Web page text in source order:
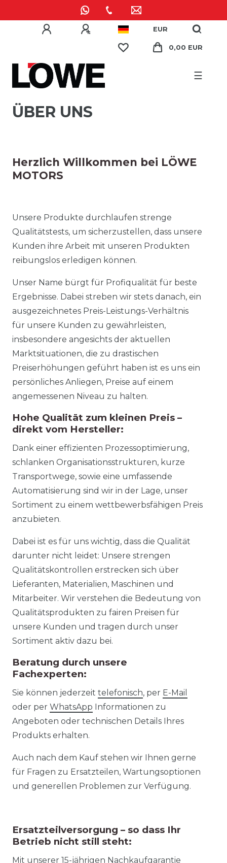
EUR
0,00 EUR
☰
ÜBER UNS
Herzlich Willkommen bei LÖWE
MOTORS
Unsere Produkte durchlaufen strenge
Qualitätstests, um sicherzustellen, dass unsere
Kunden ihre Arbeit mit unseren Produkten
reibungslos erledigen können.
Unser Name bürgt für Profiqualität für beste
Ergebnisse. Dabei streben wir stets danach, ein
ausgezeichnetes Preis-Leistungs-Verhältnis
für unsere Kunden zu gewährleisten,
insbesondere angesichts der aktuellen
Marktsituationen, die zu drastischen
Preiserhöhungen geführt haben ist es uns ein
persönliches Anliegen, Preise auf einem
angemessenen Niveau zu halten.
Hohe Qualität zum kleinen Preis –
direkt vom Hersteller:
Dank einer effizienten Prozessoptimierung,
schlanken Organisationsstrukturen, kurze
Transportwege, sowie eine umfassende
Automatisierung sind wir in der Lage, unser
Sortiment zu einem wettbewerbsfähigen Preis
anzubieten.
Dabei ist es für uns wichtig, dass die Qualität
darunter nicht leidet: Unsere strengen
Qualitätskontrollen erstrecken sich über
Lieferanten, Materialien, Maschinen und
Mitarbeiter. Wir verstehen die Bedeutung von
Qualitätsprodukten zu fairen Preisen für
unsere Kunden und tragen durch unser
Sortiment aktiv dazu bei.
Beratung durch unsere
Fachexperten:
Sie können jederzeit telefonisch, per E-Mail
oder per WhatsApp Informationen zu
Angeboten oder technischen Details Ihres
Produkts erhalten.
Auch nach dem Kauf stehen wir Ihnen gerne
für Fragen zu Ersatzteilen, Wartungsoptionen
und generellen Problemen zur Verfügung.
Ersatzteilversorgung – so dass Ihr
Betrieb nicht still steht:
Mit unserer 15-jährigen Nachkaufgarantie